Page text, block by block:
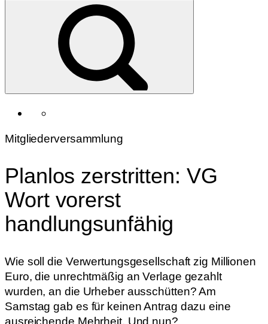
Mitgliederversammlung
Planlos zerstritten: VG
Wort vorerst
handlungsunfähig
Wie soll die Verwertungsgesellschaft zig Millionen
Euro, die unrechtmäßig an Verlage gezahlt
wurden, an die Urheber ausschütten? Am
Samstag gab es für keinen Antrag dazu eine
ausreichende Mehrheit. Und nun?